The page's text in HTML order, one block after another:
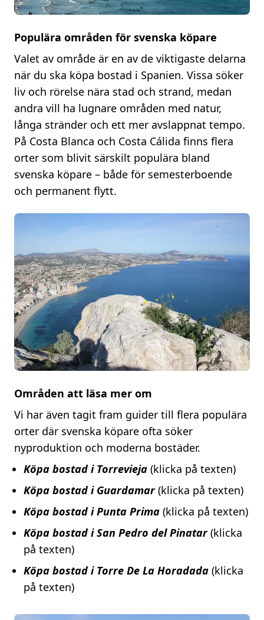
Populära områden för svenska köpare
Valet av område är en av de viktigaste delarna
när du ska köpa bostad i Spanien. Vissa söker
liv och rörelse nära stad och strand, medan
andra vill ha lugnare områden med natur,
långa stränder och ett mer avslappnat tempo.
På Costa Blanca och Costa Cálida finns flera
orter som blivit särskilt populära bland
svenska köpare – både för semesterboende
och permanent flytt.
Områden att läsa mer om
Vi har även tagit fram guider till flera populära
orter där svenska köpare ofta söker
nyproduktion och moderna bostäder.
Köpa bostad i Torrevieja (klicka på texten)
Köpa bostad i Guardamar(klicka på texten)
Köpa bostad i Punta Prima (klicka på texten)
Köpa bostad i San Pedro del Pinatar(klicka
på texten)
Köpa bostad i Torre De La Horadada (klicka
på texten)